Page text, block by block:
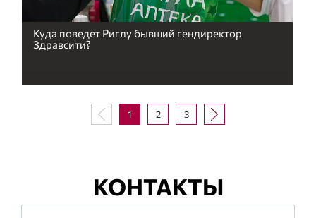
Куда поведет Риглу бывший гендиректор
Здравсити?
1 2 3
КОНТАКТЫ